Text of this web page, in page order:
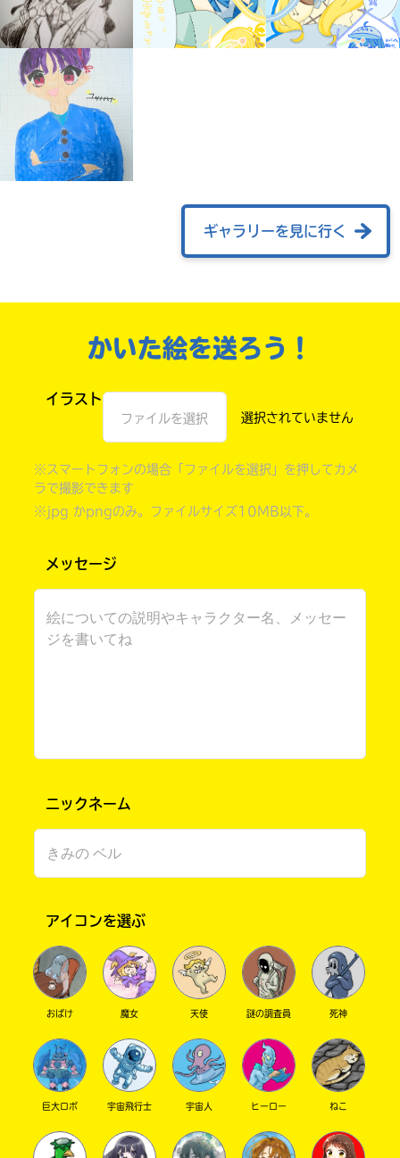
書店に届いた
読める
このマチのことを
もっと知りたい
キミに
ギャラリーを見に行く
かいた絵を送ろう！
イラスト
ファイルを選択
※スマートフォンの場合「ファイルを選択」を押してカメ
ラで撮影できます
※jpg かpngのみ。ファイルサイズ10MB以下。
メッセージ
ニックネーム
アイコンを選ぶ
おばけ 魔女 天使 謎の調査員 死神
巨大ロボ 宇宙飛行士 宇宙人 ヒーロー ねこ